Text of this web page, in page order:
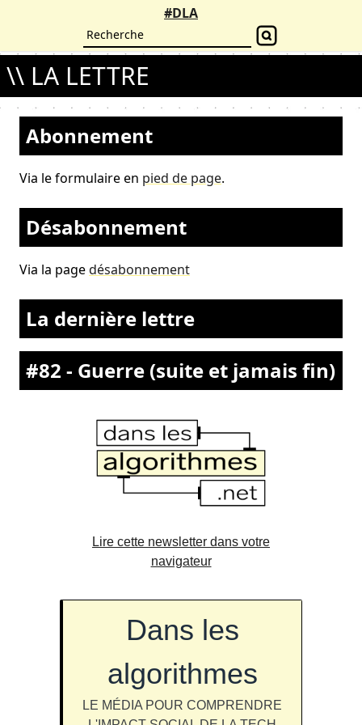
#DLA
\\ LA LETTRE
Abonnement
Via le formulaire en pied de page.
Désabonnement
Via la pagedésabonnement
La dernière lettre
#82 - Guerre (suite et jamais fin)
Lire cette newsletter dans votre
navigateur
Dans les
algorithmes
LE MÉDIA POUR COMPRENDRE